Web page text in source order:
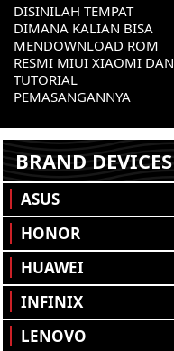
DISINILAH TEMPAT
DIMANA KALIAN BISA
MENDOWNLOAD ROM
RESMI MIUI XIAOMI DAN
TUTORIAL
PEMASANGANNYA
BRAND DEVICES
ASUS
HONOR
HUAWEI
INFINIX
LENOVO